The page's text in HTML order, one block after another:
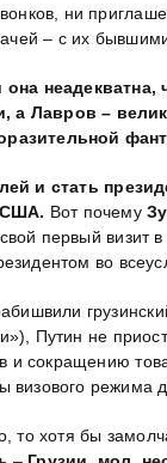
ни
– с их
а Лавров –
и стать
США. Вот почему
первый визит
во
Путин не
и сокращению
режима
то хотя бы